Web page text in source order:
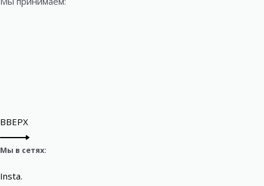
ВВЕРХ
Мы в сетях:
Insta.